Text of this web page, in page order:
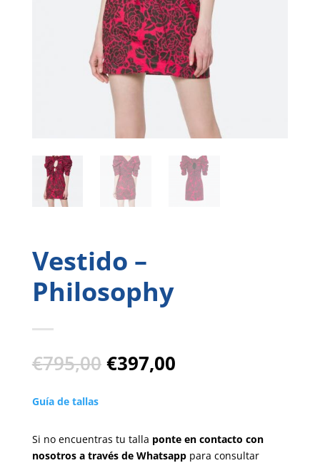
Vestido –
Philosophy
€795,00 El
precio
€397,00El
Guía de tallas
Si no encuentras tu talla ponte en contacto con
nosotros a través de Whatsapppara consultar